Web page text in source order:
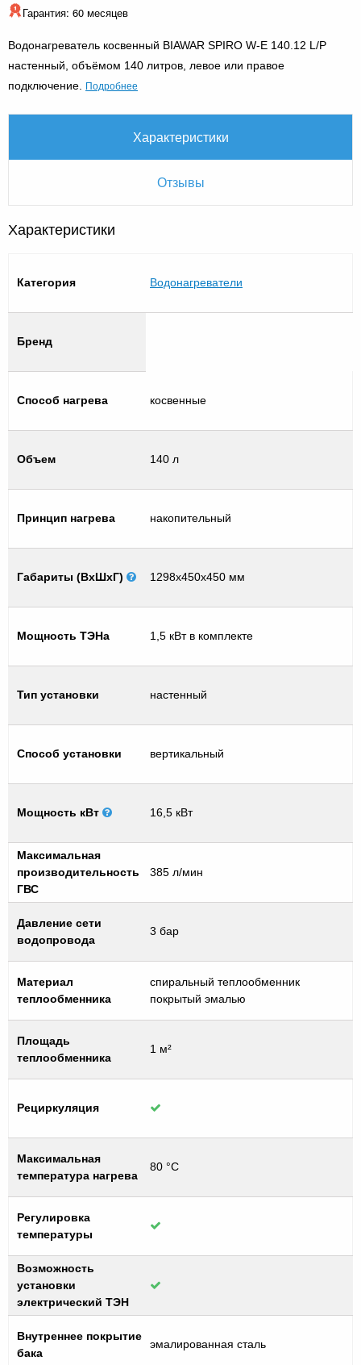
Гарантия: 60 месяцев
Водонагреватель косвенный BIAWAR SPIRO W-E 140.12 L/P
настенный, объёмом 140 литров, левое или правое
подключение. Подробнее
Характеристики
Отзывы
Характеристики
Категория Водонагреватели
Бренд
Способ нагрева косвенные
Объем 140 л
Принцип нагрева накопительный
Габариты (ВхШхГ) 1298х450х450 мм
Мощность ТЭНа 1,5 кВт в комплекте
Тип установки настенный
Способ установки вертикальный
Мощность кВт 16,5 кВт
Максимальная
производительность
ГВС
385 л/мин
Давление сети
водопровода
3 бар
Материал
теплообменника
спиральный теплообменник
покрытый эмалью
Площадь
теплообменника
1 м²
Рециркуляция
Максимальная
температура нагрева
80 °C
Регулировка
температуры
Возможность
установки
электрический ТЭН
Внутреннее покрытие
бака
эмалированная сталь